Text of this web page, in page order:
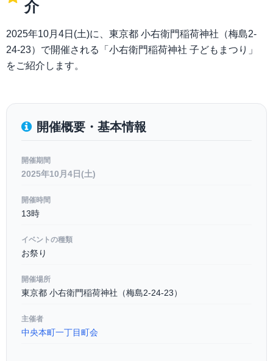
介
2025年10月4日(土)に、東京都 小右衛門稲荷神社（梅島2-
24-23）で開催される「小右衛門稲荷神社 子どもまつり」
をご紹介します。
開催概要・基本情報
開催期間
2025年10月4日(土)
開催時間
13時
イベントの種類
お祭り
開催場所
東京都 小右衛門稲荷神社（梅島2-24-23）
主催者
中央本町一丁目町会